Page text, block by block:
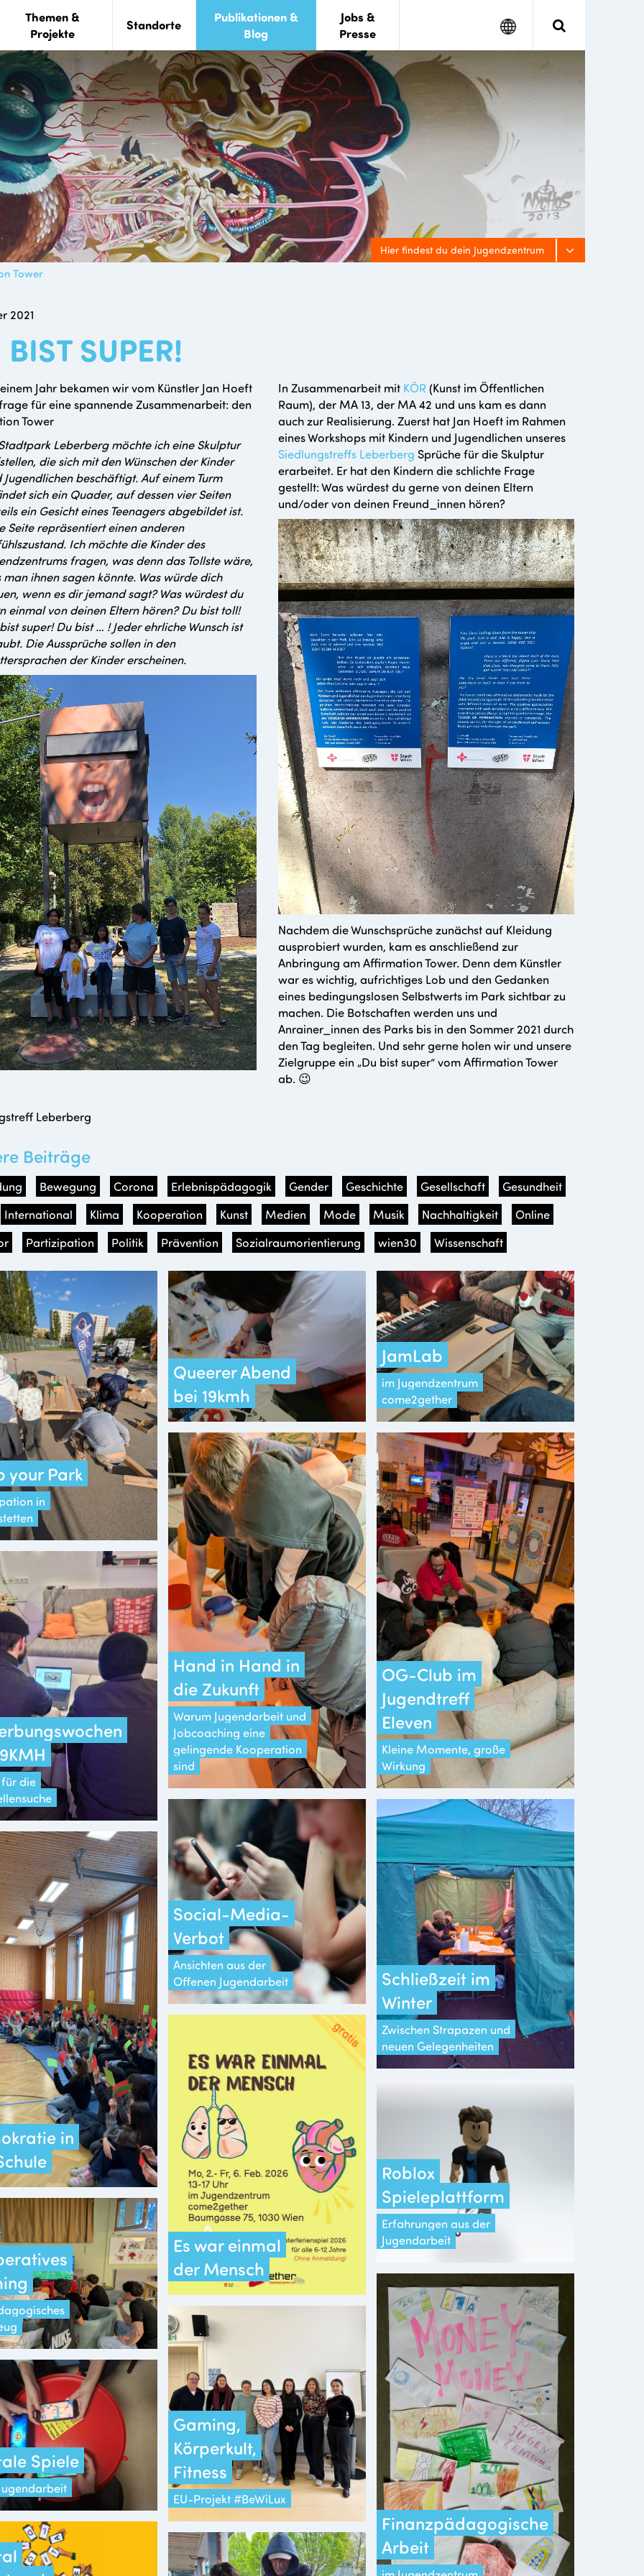
Themen &
Projekte
Standorte
Publikationen &
Blog
Jobs &
Presse
Search
Google
Hier findest du dein Jugendzentrum
Tower
2021
SUPER!
Jahr bekamen wir vom Künstler Jan Hoeft
für eine spannende Zusammenarbeit: den
Tower
Leberberg möchte ich eine Skulptur
die sich mit den Wünschen der Kinder
Jugendlichen beschäftigt. Auf einem Turm
sich ein Quader, auf dessen vier Seiten
ein Gesicht eines Teenagers abgebildet ist.
Seite repräsentiert einen anderen
Ich möchte die Kinder des
fragen, was denn das Tollste wäre,
man ihnen sagen könnte. Was würde dich
wenn es dir jemand sagt? Was würdest du
einmal von deinen Eltern hören? Du bist toll!
super! Du bist … ! Jeder ehrliche Wunsch ist
Die Aussprüche sollen in den
der Kinder erscheinen.
In Zusammenarbeit mit KÖR(Kunst im Öffentlichen
Raum), der MA 13, der MA 42 und uns kam es dann
auch zur Realisierung. Zuerst hat Jan Hoeft im Rahmen
eines Workshops mit Kindern und Jugendlichen unseres
Siedlungstreffs Leberberg Sprüche für die Skulptur
erarbeitet. Er hat den Kindern die schlichte Frage
gestellt: Was würdest du gerne von deinen Eltern
und/oder von deinen Freund_innen hören?
Nachdem die Wunschsprüche zunächst auf Kleidung
ausprobiert wurden, kam es anschließend zur
Anbringung am Affirmation Tower. Denn dem Künstler
war es wichtig, aufrichtiges Lob und den Gedanken
eines bedingungslosen Selbstwerts im Park sichtbar zu
machen. Die Botschaften werden uns und
Anrainer_innen des Parks bis in den Sommer 2021 durch
den Tag begleiten. Und sehr gerne holen wir und unsere
Zielgruppe ein „Du bist super“ vom Affirmation Tower
ab. 😉
Leberberg
Beiträge
Bewegung Corona Erlebnispädagogik Gender Geschichte Gesellschaft
Gesundheit
International
Klima Kooperation Kunst Medien Mode Musik Nachhaltigkeit
Online
Partizipation Politik Prävention Sozialraumorientierung wien30 Wissenschaft
your Park
in
Queerer Abend
bei 19kmh
JamLab
im Jugendzentrum
come2gether
Hand in Hand in
die Zukunft
Warum Jugendarbeit und
Jobcoaching eine
gelingende Kooperation
sind
OG-Club im
Jugendtreff
Eleven
Kleine Momente, große
Wirkung
die
Social-Media-
Verbot
Ansichten aus der
Offenen Jugendarbeit
Schließzeit im
Winter
Zwischen Strapazen und
neuen Gelegenheiten
in
Es war einmal
der Mensch
Roblox
Spieleplattform
Erfahrungen aus der
Jugendarbeit
Finanzpädagogische
Arbeit
Gaming,
Körperkult,
Fitness
EU-Projekt #BeWiLux
Spiele